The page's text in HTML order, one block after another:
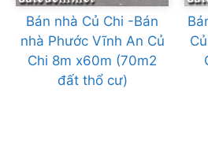
Bán nhà Củ Chi -Bán
nhà Phước Vĩnh An Củ
Chi 8m x60m (70m2
đất thổ cư)